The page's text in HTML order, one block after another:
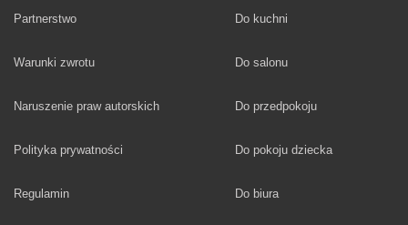
Partnerstwo
Warunki zwrotu
Naruszenie praw autorskich
Polityka prywatności
Regulamin
Fototapety
Do kuchni
Fototapety
Do salonu
Fototapety
Do przedpokoju
Fototapety
Do pokoju dziecka
Fototapety
Do biura